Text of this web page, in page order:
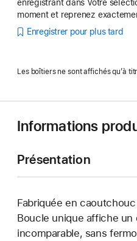
enregistrant dans Votre
moment et reprenez
Enregistrer pour plus tard
Les boîtiers ne sont affichés qu’à
Informations
Présentation
Fabriquée en
Boucle unique affiche un
incomparable, sans